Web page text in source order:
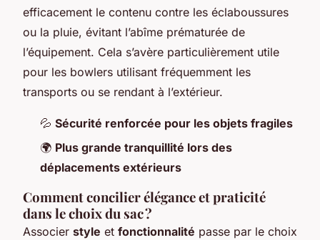
efficacement le contenu contre les éclaboussures
ou la pluie, évitant l’abîme prématurée de
l’équipement. Cela s’avère particulièrement utile
pour les bowlers utilisant fréquemment les
transports ou se rendant à l’extérieur.
💦 Sécurité renforcée pour les objets fragiles
🌍 Plus grande tranquillité lors des
déplacements extérieurs
Comment concilier élégance et praticité
dans le choix du sac ?
Associer style et fonctionnalité passe par le choix